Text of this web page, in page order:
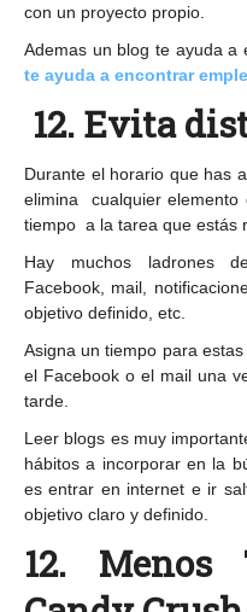
con un proyecto propio.
Ademas un blog te ayuda a
te ayuda a encontrar
12. Evita
Durante el horario que has
elimina cualquier elemento
tiempo a la tarea que estás
Hay muchos ladrones
Facebook, mail,
objetivo definido, etc.
Asigna un tiempo para
el Facebook o el mail una
tarde.
Leer blogs es muy
hábitos a incorporar en la
es entrar en internet e ir
objetivo claro y definido.
12.